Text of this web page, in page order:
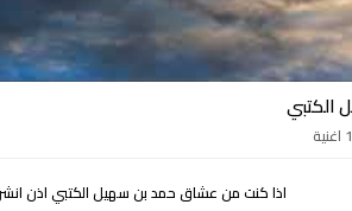
الكتبي
اذا كنت من عشاق حمد بن سهيل الكتبي اذن